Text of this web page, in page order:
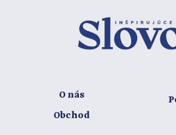
O nás
Obchod